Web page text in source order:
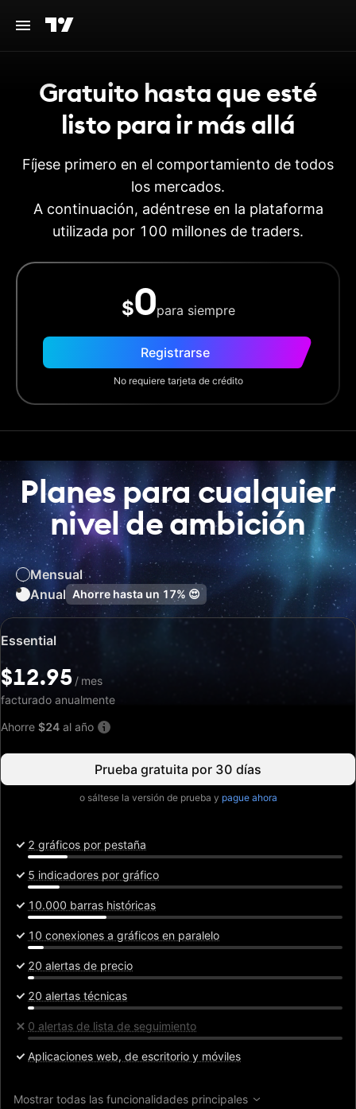
Gratuito hasta que esté
listo para ir más allá
Fíjese primero en el comportamiento de todos
los mercados.
A continuación, adéntrese en la plataforma
utilizada por 100 millones de traders.
$0para siempre
Registrarse
No requiere tarjeta de crédito
Planes para cualquier
nivel de ambición
Mensual
Anual Ahorre hasta un 17% 😍
Essential
Precio
especial:
$12.95
/
mes
$12.95 / mes
facturado anualmente
Ahorre $24 al año
Prueba gratuita por 30 días
o sáltese la versión de prueba y pague ahora
2 gráficos por pestaña
5 indicadores por gráfico
10.000 barras históricas
10 conexiones a gráficos en paralelo
20 alertas de precio
20 alertas técnicas
0 alertas de lista de seguimiento
Aplicaciones web, de escritorio y móviles
Mostrar todas las funcionalidades principales